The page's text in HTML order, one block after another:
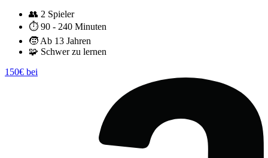
👥 2 Spieler
⏱️ 90 - 240 Minuten
🧒 Ab 13 Jahren
🧩 Schwer zu lernen
150€ bei